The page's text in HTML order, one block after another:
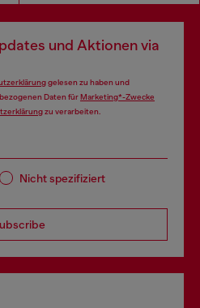
und Aktionen via
gelesen zu haben und
Daten fürMarketing*-Zwecke
zu verarbeiten.
Nicht spezifiziert